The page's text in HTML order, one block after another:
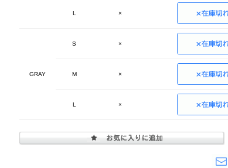
L ×
GRAY
S ×
M ×
L ×